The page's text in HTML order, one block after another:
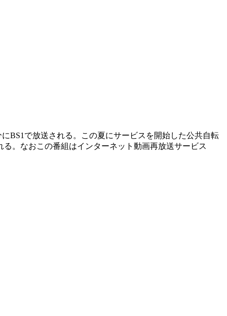
BS1で放送される。この夏にサービスを開始した公共自転
。なおこの番組はインターネット動画再放送サービス